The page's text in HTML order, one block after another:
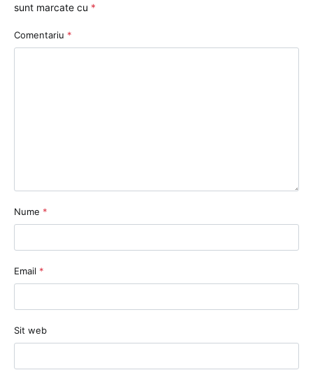
sunt marcate cu *
Comentariu *
Nume *
Email *
Sit web